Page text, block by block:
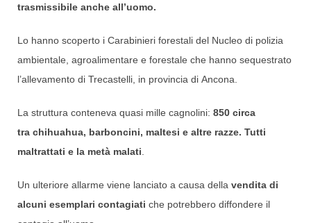
trasmissibile anche all’uomo.
Lo hanno scoperto i Carabinieri forestali del Nucleo di polizia
ambientale, agroalimentare e forestale che hanno sequestrato
l’allevamento di Trecastelli, in provincia di Ancona.
La struttura conteneva quasi mille cagnolini: 850 circa
tra chihuahua, barboncini, maltesi e altre razze. Tutti
maltrattati e la metà malati
Un ulteriore allarme viene lanciato a causa della vendita di
alcuni esemplari contagiati che potrebbero diffondere il